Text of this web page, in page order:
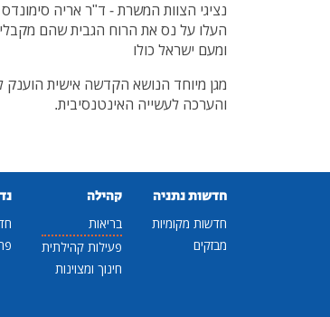
נציגי הצוות המשרת - ד"ר אריה
העלו על נס את הרוח הגבית שהם
ומעם ישראל כולו
מגן מיוחד הנושא הקדשה אישית
והערכה לעשייה האינטנסיבית.
חדשות נתניה
חדשות מקומיות
מבזקים
קהילה
בריאות
פעילות קהילתית
חינוך ומצוינות